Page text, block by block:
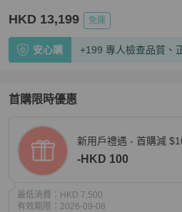
HKD 13,199 免運
安心購 +199 專人檢查品質、
首購限時優惠
新用戶禮遇 - 首購減
-HKD 100
最低消費： HKD 7,500
有效期限： 2026-09-08